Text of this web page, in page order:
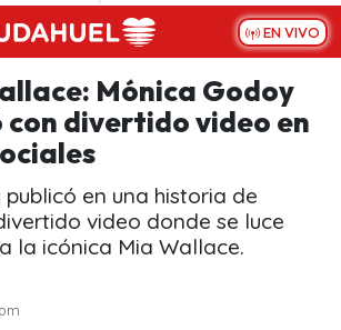
EN VIVO
Mónica Godoy
con divertido video en
en una historia de
video donde se luce
la icónica Mia Wallace.